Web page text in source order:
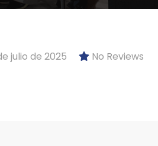
julio de 2025
No Reviews